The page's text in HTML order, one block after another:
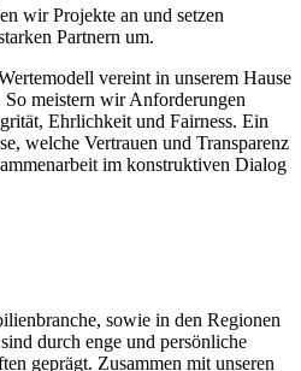
wir Projekte an und setzen
Partnern um.
vereint in unserem Hause
meistern wir Anforderungen
Ehrlichkeit und Fairness. Ein
welche Vertrauen und Transparenz
im konstruktiven Dialog
sowie in den Regionen
durch enge und persönliche
geprägt. Zusammen mit unseren